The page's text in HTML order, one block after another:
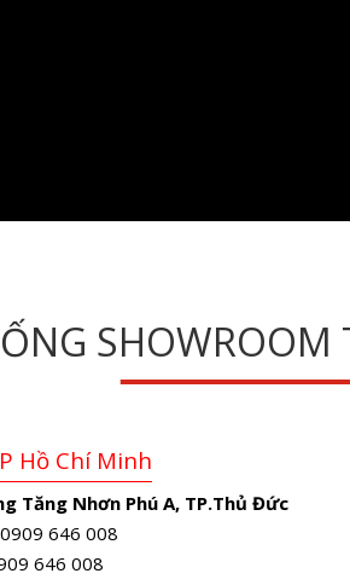
SHOWROOM
Hồ Chí Minh
Tăng Nhơn Phú A, TP.Thủ Đức
646 008
646 008